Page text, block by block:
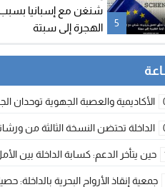
5
شنغن مع إسبانيا
الهجرة إلى سبتة
الأكاديمية والعصبة الجهوية توحدان
الداخلة تحتضن النسخة الثالثة من
حين يتأخر الدعم: كسابة الداخلة بين
جمعية إنقاذ الأرواح البحرية بالداخلة: حصيلة 2025 بين مهام الإنقاذ ومشروع “دار